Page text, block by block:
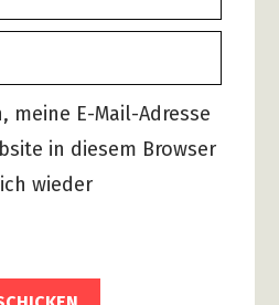
meine E-Mail-Adresse
in diesem Browser
wieder